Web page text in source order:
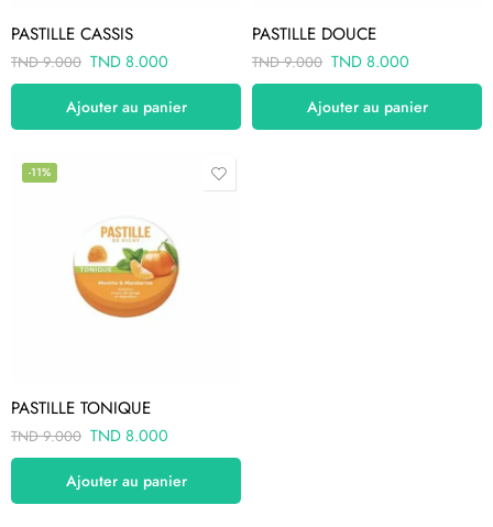
PASTILLE CASSIS
TND9.000 TND8.000
Ajouter au panier
PASTILLE DOUCE
TND9.000 TND8.000
Ajouter au panier
-11%
PASTILLE TONIQUE
TND9.000 TND8.000
Ajouter au panier